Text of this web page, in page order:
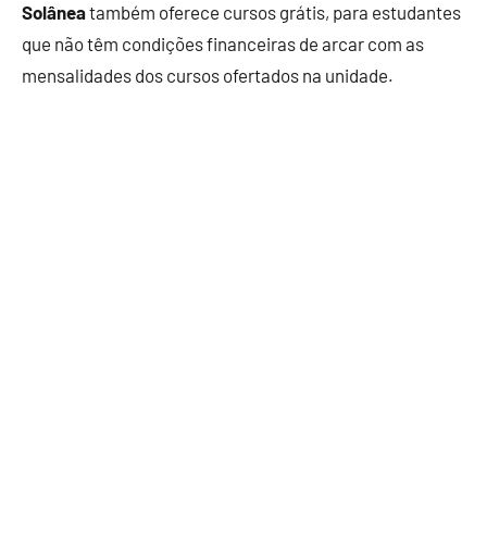
Solâneatambém oferece cursos grátis, para estudantes
que não têm condições financeiras de arcar com as
mensalidades dos cursos ofertados na unidade.